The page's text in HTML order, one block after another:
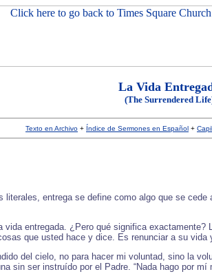
La Vida
(The Surrendered
Texto en Archivo + Índice de Sermones en Español +
entrega se define como algo que se
entregada. ¿Pero qué significa
que usted hace y dice. Es renunciar a su
del cielo, no para hacer mi voluntad, sino la
sin ser instruído por el Padre. “Nada hago por